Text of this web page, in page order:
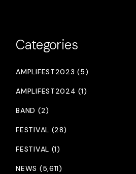
Categories
AMPLIFEST2023 (5)
AMPLIFEST2024 (1)
BAND (2)
FESTIVAL (28)
FESTIVAL (1)
NEWS (5,611)